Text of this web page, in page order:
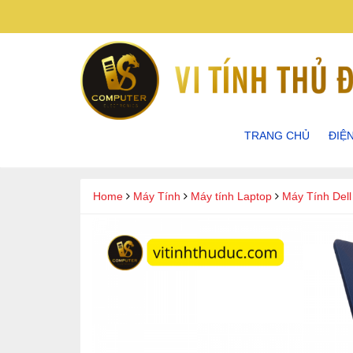
TRANG CHỦ
ĐIỆN
Home Máy Tính Máy tính Laptop Máy Tính Dell